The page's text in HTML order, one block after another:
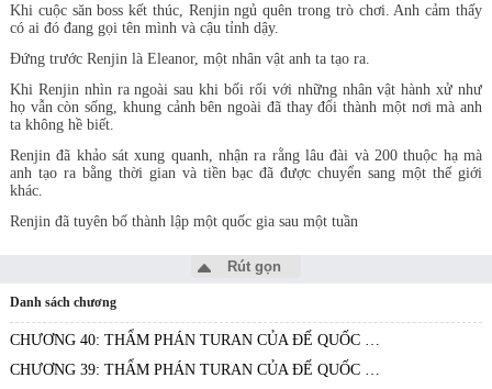
Khi cuộc săn boss kết thúc, Renjin ngủ quên trong trò chơi. Anh cảm thấy
có ai đó đang gọi tên mình và cậu tỉnh dậy.
Đứng trước Renjin là Eleanor, một nhân vật anh ta tạo ra.
Khi Renjin nhìn ra ngoài sau khi bối rối với những nhân vật hành xử như
họ vẫn còn sống, khung cảnh bên ngoài đã thay đổi thành một nơi mà anh
ta không hề biết.
Renjin đã khảo sát xung quanh, nhận ra rằng lâu đài và 200 thuộc hạ mà
anh tạo ra bằng thời gian và tiền bạc đã được chuyển sang một thế giới
khác.
Renjin đã tuyên bố thành lập một quốc gia sau một tuần
Rút gọn
Danh sách chương